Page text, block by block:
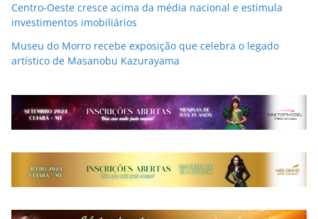
Centro-Oeste cresce acima da média nacional e estimula
investimentos imobiliários
Museu do Morro recebe exposição que celebra o legado
artístico de Masanobu Kazurayama